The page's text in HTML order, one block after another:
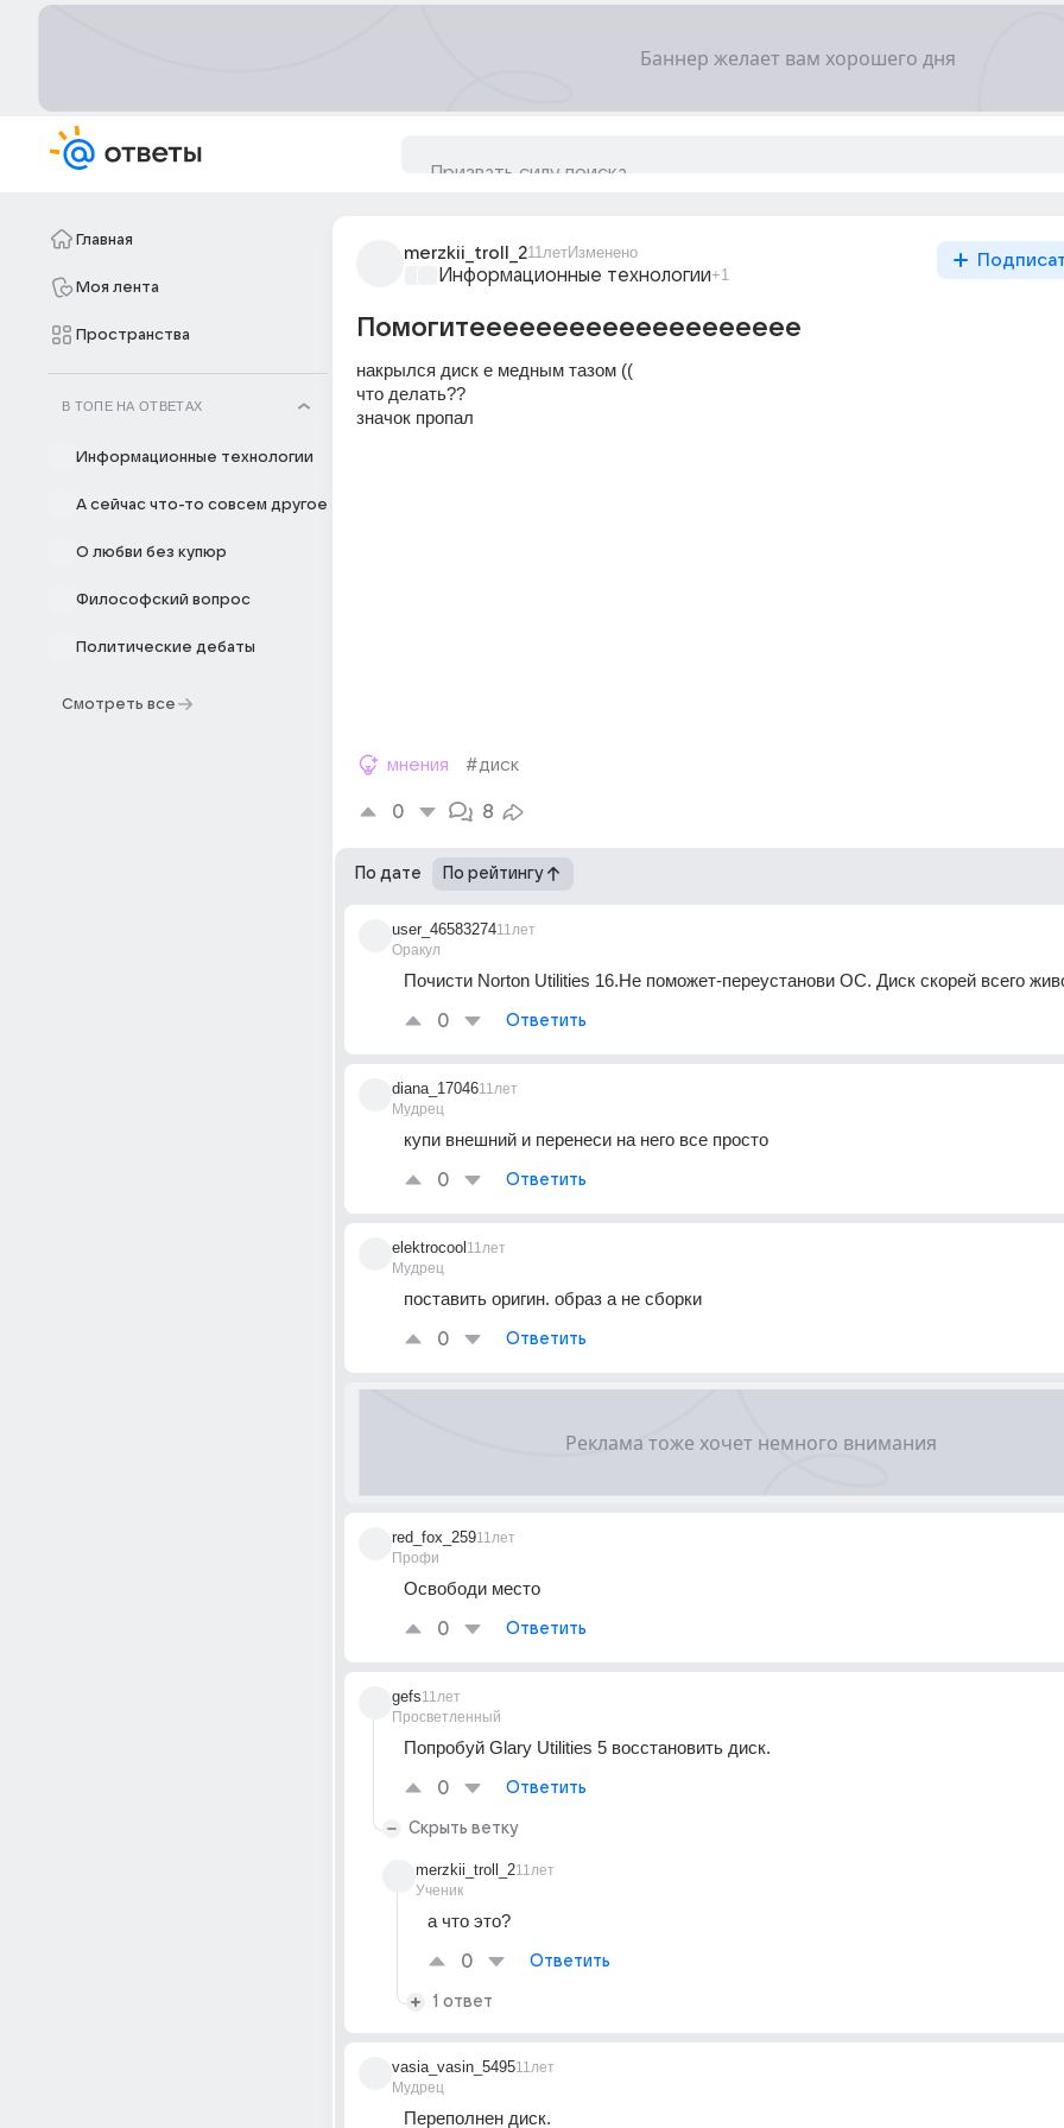
Главная
Моя лента
Пространства
В ТОПЕ НА ОТВЕТАХ
Информационные технологии
А сейчас что-то совсем другое
О любви без купюр
Философский вопрос
Политические дебаты
Смотреть все
merzkii_troll_211летИзменено
Информационные технологии+1
Помогитееееееееееееееееееее
накрылся диск е медным тазом ((
что делать??
значок пропал
мнения #диск
0 8
По дате По рейтингу
user_46583274
Оракул
11лет
Почисти Norton Utilities 16.Не поможет-переустанови ОС. Диск скорей всего
0 Ответить
diana_17046
Мудрец
11лет
купи внешний и перенеси на него все просто
0 Ответить
elektrocool
Мудрец
11лет
поставить оригин. образ а не сборки
0 Ответить
red_fox_259
Профи
11лет
Освободи место
0 Ответить
gefs
Просветленный
11лет
Попробуй Glary Utilities 5 восстановить диск.
0 Ответить
Скрыть ветку
merzkii_troll_2
Ученик
11лет
а что это?
0 Ответить
1 ответ
vasia_vasin_5495
Мудрец
11лет
Переполнен диск.